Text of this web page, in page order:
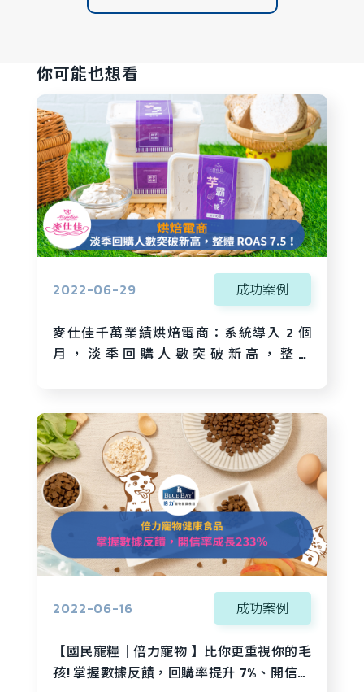
你可能也想看
2022-06-29 成功案例
麥仕佳千萬業績烘焙電商：系統導入 2 個
月，淡季回購人數突破新高，整體
2022-06-16 成功案例
【國民寵糧｜倍力寵物 】比你更重視你的毛
孩! 掌握數據反饋，回購率提升 7%、開信率